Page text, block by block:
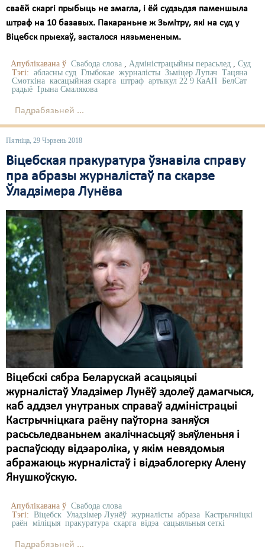
сваёй скаргі прыбыць не змагла, і ёй судзьдзя паменшыла
штраф на 10 базавых. Пакараньне ж Зьмітру, які на суд у
Віцебск прыехаў, засталося нязьмененым.
Апублікавана ў Свабода слова Адміністрацыйны перасьлед
Суд
Тэгі: абласны суд Глыбокае журналісты Зьміцер Лупач Тацяна
Смоткіна касацыйная скарга штраф артыкул 22 9 КаАП БелСат
радыё Ірына Смалякова
Падрабязьней ...
Пятніца, 29 Чэрвень 2018
Віцебская пракуратура ўзнавіла справу
пра абразы журналістаў па скарзе
Ўладзімера Лунёва
Віцебскі сябра Беларускай асацыяцыі
журналістаў Уладзімер Лунёў здолеў дамагчыся,
каб аддзел унутраных справаў адміністрацыі
Кастрычніцкага раёну паўторна заняўся
расьсьледваньнем акалічнасьцяў зьяўленьня і
распаўсюду відэароліка, у якім невядомыя
абражаюць журналістаў і відэаблогерку Алену
Янушкоўскую.
Апублікавана ў Свабода слова
Тэгі: Віцебск Уладзімер Лунёў журналісты абраза Кастрычніцкі
раён міліцыя пракуратура скарга відэа сацыяльныя сеткі
Падрабязьней ...